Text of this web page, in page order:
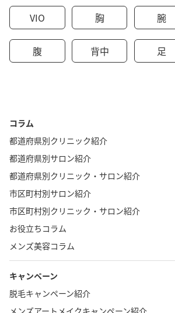
VIO 胸 腕
腹 背中 足
コラム
都道府県別クリニック紹介
都道府県別サロン紹介
都道府県別クリニック・サロン紹介
市区町村別サロン紹介
市区町村別クリニック・サロン紹介
お役立ちコラム
メンズ美容コラム
キャンペーン
脱毛キャンペーン紹介
メンズアートメイクキャンペーン紹介